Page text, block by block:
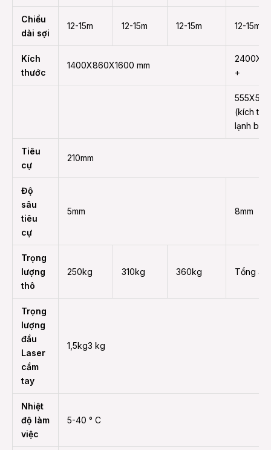
Chiều
dài sợi
12-15m 12-15m 12-15m 12-15m
Kích
thước
1400X860X1600 mm
+
(kích
lạnh
Tiêu
cự
210mm
Độ
sâu
tiêu
cự
5mm 8mm
Trọng
lượng
thô
250kg 310kg 360kg Tổng
Trọng
lượng
đầu
Laser
cầm
tay
1,5kg3 kg
Nhiệt
độ làm
việc
5-40 ° C